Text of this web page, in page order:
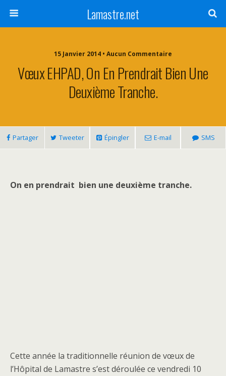
Lamastre.net
15 Janvier 2014 • Aucun Commentaire
Vœux EHPAD, On En Prendrait Bien Une
Deuxième Tranche.
Partager Tweeter Épingler E-mail SMS
On en prendrait bien une deuxième tranche.
Cette année la traditionnelle réunion de vœux de
l’Hôpital de Lamastre s’est déroulée ce vendredi 10